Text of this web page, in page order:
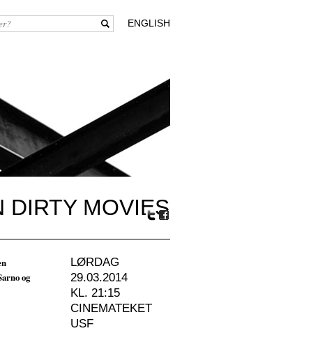
ENGLISH
DIRTY MOVIES
og
LØRDAG
29.03.2014
KL. 21:15
CINEMATEKET
USF